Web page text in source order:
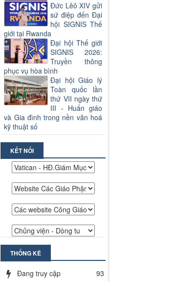
Đức Lêô XIV gửi
sứ điệp đến Đại
hội SIGNIS Thế
giới tại Rwanda
Đại hội Thế giới
SIGNIS 2026:
Truyền thông
phục vụ hòa bình
Đại hội Giáo lý
Toàn quốc lần
thứ VII ngày thứ
III - Huấn giáo
và Gia đình trong nền văn hoá
kỹ thuật số
KẾT NỐI
THỐNG KÊ
Đang truy cập
93